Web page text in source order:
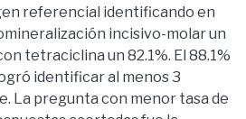
referencial identificando en
incisivo-molar un
tetraciclina un 82.1%. El 88.1%
identificar al menos 3
La pregunta con menor tasa de